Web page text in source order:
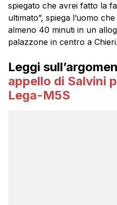
spiegato che avrei fatto la
ultimato”, spiega l’uomo
almeno 40 minuti in un
palazzone in centro a Chieri.
Leggi
appello di Salvini
Lega-M5S